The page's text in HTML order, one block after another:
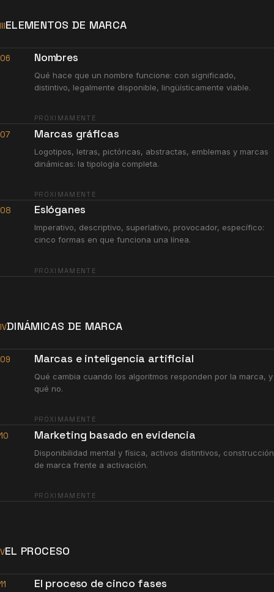
IIIELEMENTOS DE MARCA
06 Nombres
Qué hace que un nombre funcione: con significado,
distintivo, legalmente disponible, lingüísticamente viable.
PRÓXIMAMENTE
07 Marcas gráficas
Logotipos, letras, pictóricas, abstractas, emblemas y marcas
dinámicas: la tipología completa.
PRÓXIMAMENTE
08 Eslóganes
Imperativo, descriptivo, superlativo, provocador, específico:
cinco formas en que funciona una línea.
PRÓXIMAMENTE
IVDINÁMICAS DE MARCA
09 Marcas e inteligencia artificial
Qué cambia cuando los algoritmos responden por la marca, y
qué no.
PRÓXIMAMENTE
10 Marketing basado en evidencia
Disponibilidad mental y física, activos distintivos, construcción
de marca frente a activación.
PRÓXIMAMENTE
VEL PROCESO
11 El proceso de cinco fases